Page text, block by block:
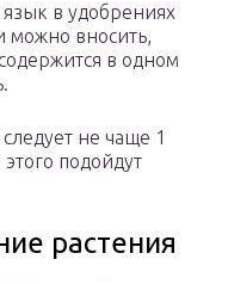
в удобрениях
можно вносить,
в одном
не чаще 1
подойдут
растения